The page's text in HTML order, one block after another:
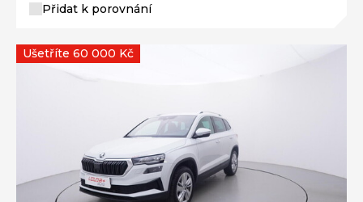
Přidat k porovnání
Ušetříte 60 000 Kč